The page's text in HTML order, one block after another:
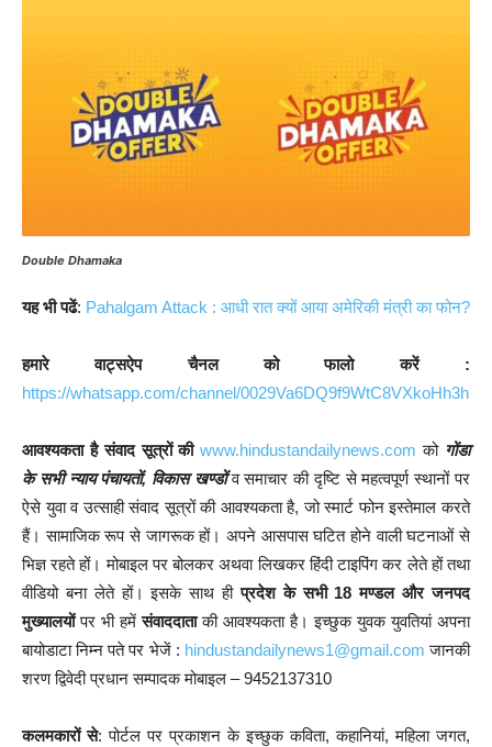
Double Dhamaka
यह भी पढें: Pahalgam Attack : आधी रात क्यों आया अमेरिकी मंत्री का फोन?
हमारे वाट्सऐप चैनल को फालो करें :
https://whatsapp.com/channel/0029Va6DQ9f9WtC8VXkoHh3h
आवश्यकता है संवाद सूत्रों की www.hindustandailynews.com को गोंडा
के सभी न्याय पंचायतों, विकास खण्डों व समाचार की दृष्टि से महत्वपूर्ण स्थानों पर
ऐसे युवा व उत्साही संवाद सूत्रों की आवश्यकता है, जो स्मार्ट फोन इस्तेमाल करते
हैं। सामाजिक रूप से जागरूक हों। अपने आसपास घटित होने वाली घटनाओं से
भिज्ञ रहते हों। मोबाइल पर बोलकर अथवा लिखकर हिंदी टाइपिंग कर लेते हों तथा
वीडियो बना लेते हों। इसके साथ हीप्रदेश के सभी 18 मण्डल और जनपद
मुख्यालयोंपर भी हमेंसंवाददाताकी आवश्यकता है। इच्छुक युवक युवतियां अपना
बायोडाटा निम्न पते पर भेजें : hindustandailynews1@gmail.com जानकी
शरण द्विवेदी प्रधान सम्पादक मोबाइल – 9452137310
कलमकारों से: पोर्टल पर प्रकाशन के इच्छुक कविता, कहानियां, महिला जगत,